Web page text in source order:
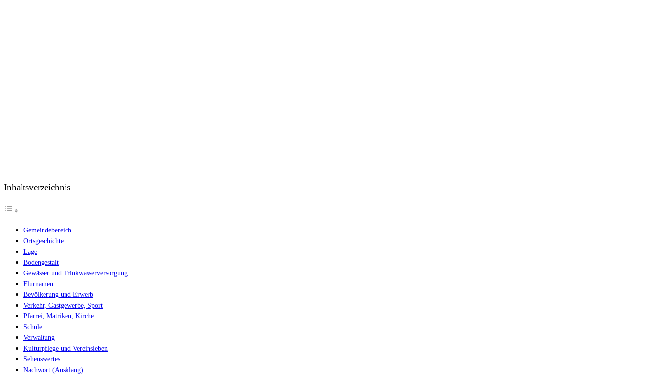
Inhaltsverzeichnis
Gemeindebereich
Ortsgeschichte
Lage
Bodengestalt
Gewässer und Trinkwasserversorgung
Flurnamen
Bevölkerung und Erwerb
Verkehr, Gastgewerbe, Sport
Pfarrei, Matriken, Kirche
Schule
Verwaltung
Kulturpflege und Vereinsleben
Sehenswertes
Nachwort (Ausklang)